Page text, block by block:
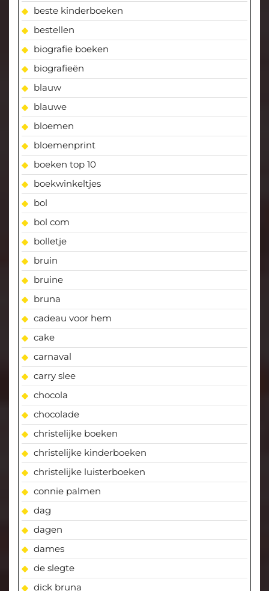
beste kinderboeken
bestellen
biografie boeken
biografieën
blauw
blauwe
bloemen
bloemenprint
boeken top 10
boekwinkeltjes
bol
bol com
bolletje
bruin
bruine
bruna
cadeau voor hem
cake
carnaval
carry slee
chocola
chocolade
christelijke boeken
christelijke kinderboeken
christelijke luisterboeken
connie palmen
dag
dagen
dames
de slegte
dick bruna